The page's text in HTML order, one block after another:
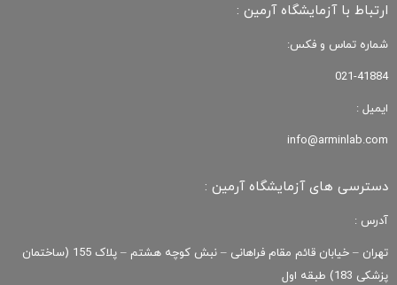
ارتباط با آزمایشگاه آرمین :
شماره تماس و فکس:
021-41884
ایمیل :
info@arminlab.com
دسترسی های آزمایشگاه آرمین :
آدرس :
تهران – خیابان قائم مقام فراهانی – نبش کوچه هشتم – پلاک 155 (ساختمان
پزشکی 183) طبقه اول